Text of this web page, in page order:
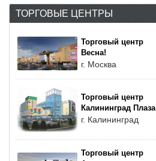
ТОРГОВЫЕ ЦЕНТРЫ
Торговый центр
Весна!
г. Москва
Торговый центр
Калининград Плаза
г. Калининград
Торговый центр